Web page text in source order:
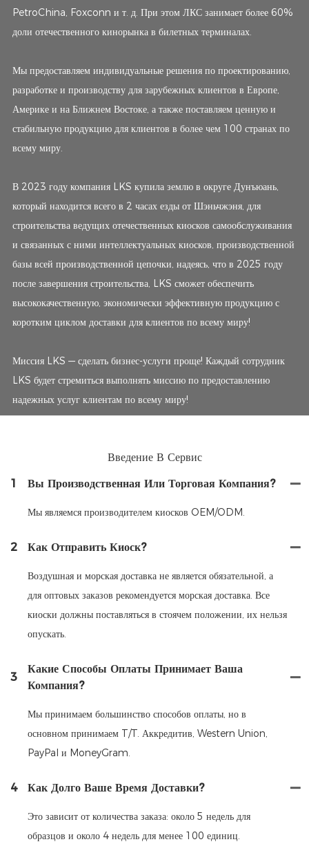
PetroChina, Foxconn и т. д. При этом ЛКС занимает более 60%
доли отечественного кинорынка в билетных терминалах.
Мы предоставляем индивидуальные решения по проектированию,
разработке и производству для зарубежных клиентов в Европе,
Америке и на Ближнем Востоке, а также поставляем ценную и
стабильную продукцию для клиентов в более чем 100 странах по
всему миру.
В 2023 году компания LKS купила землю в округе Дунъюань,
который находится всего в 2 часах езды от Шэньчжэня, для
строительства ведущих отечественных киосков самообслуживания
и связанных с ними интеллектуальных киосков, производственной
базы всей производственной цепочки, надеясь, что в 2025 году
после завершения строительства, LKS сможет обеспечить
высококачественную, экономически эффективную продукцию с
коротким циклом доставки для клиентов по всему миру!
Миссия LKS — сделать бизнес-услуги проще! Каждый сотрудник
LKS будет стремиться выполнять миссию по предоставлению
надежных услуг клиентам по всему миру!
Введение В Сервис
1
Вы Производственная Или Торговая Компания?
Мы являемся производителем киосков OEM/ODM.
2 Как Отправить Киоск?
Воздушная и морская доставка не является обязательной, а
для оптовых заказов рекомендуется морская доставка. Все
киоски должны поставляться в стоячем положении, их нельзя
опускать.
3
Какие Способы Оплаты Принимает Ваша
Компания?
Мы принимаем большинство способов оплаты, но в
основном принимаем T/T. Аккредитив, Western Union,
PayPal и MoneyGram.
4 Как Долго Ваше Время Доставки?
Это зависит от количества заказа: около 5 недель для
образцов и около 4 недель для менее 100 единиц.